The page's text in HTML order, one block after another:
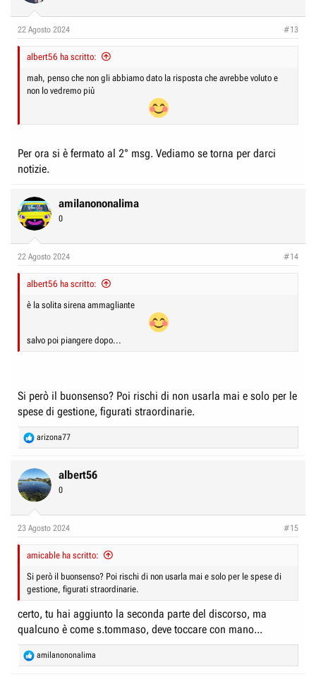
22 Agosto 2024 #13
albert56 ha scritto:
mah, penso che non gli abbiamo dato la risposta che avrebbe voluto e
non lo vedremo più
Per ora si è fermato al 2° msg. Vediamo se torna per darci
notizie.
amilanononalima
0
22 Agosto 2024 #14
albert56 ha scritto:
è la solita sirena ammagliante
salvo poi piangere dopo...
Si però il buonsenso? Poi rischi di non usarla mai e solo per le
spese di gestione, figurati straordinarie.
R
e
c
t
i
s
arizona77
albert56
0
23 Agosto 2024 #15
amicable ha scritto:
Si però il buonsenso? Poi rischi di non usarla mai e solo per le spese di
gestione, figurati straordinarie.
certo, tu hai aggiunto la seconda parte del discorso, ma
qualcuno è come s.tommaso, deve toccare con mano...
R
e
amilanononalima